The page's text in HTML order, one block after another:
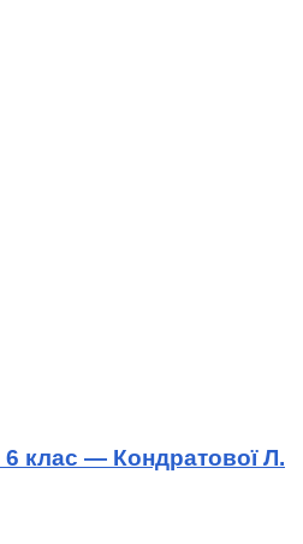
клас — Кондратової Л.